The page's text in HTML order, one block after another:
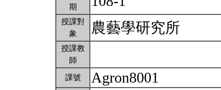
期
授課對
象
農藝學研究所
授課教
師
課號 Agron8001